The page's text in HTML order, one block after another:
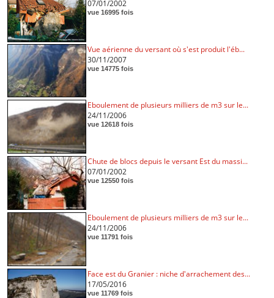
07/01/2002
vue 16995 fois
Vue aérienne du versant où s'est produit l'éb...
30/11/2007
vue 14775 fois
Eboulement de plusieurs milliers de m3 sur le...
24/11/2006
vue 12618 fois
Chute de blocs depuis le versant Est du massi...
07/01/2002
vue 12550 fois
Eboulement de plusieurs milliers de m3 sur le...
24/11/2006
vue 11791 fois
Face est du Granier : niche d'arrachement des...
17/05/2016
vue 11769 fois